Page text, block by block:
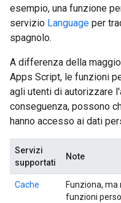
esempio, una funzione
servizio Language per
spagnolo.
A differenza della
Apps Script, le funzioni
agli utenti di autorizzare
conseguenza, possono
hanno accesso ai dati
Servizi
supportati
Note
Cache
Funziona,
funzioni